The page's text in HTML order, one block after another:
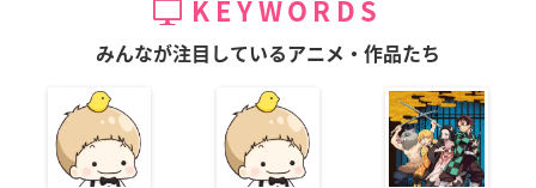
KEYWORDS
みんなが注目しているアニメ・作品たち